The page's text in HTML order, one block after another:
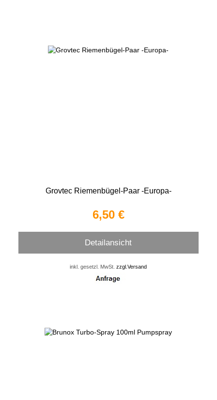
Grovtec Riemenbügel-Paar -Europa-
6,50 €
Detailansicht
inkl. gesetzl. MwSt.zzgl.Versand